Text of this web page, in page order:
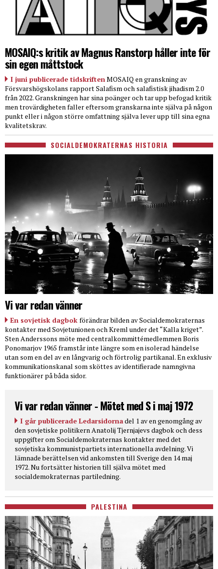
MOSAIQ:s kritik av Magnus Ranstorp håller inte för
sin egen måttstock
I juni publicerade tidskriften MOSAIQ en granskning av
Försvarshögskolans rapport Salafism och salafistisk jihadism 2.0
från 2022. Granskningen har sina poänger och tar upp befogad kritik
men trovärdigheten faller eftersom granskarna inte själva på någon
punkt eller i någon större omfattning själva lever upp till sina egna
kvalitetskrav.
SOCIALDEMOKRATERNAS HISTORIA
Vi var redan vänner
En sovjetisk dagbok förändrar bilden av Socialdemokraternas
kontakter med Sovjetunionen och Kreml under det “Kalla kriget”.
Sten Anderssons möte med centralkommittémedlemmen Boris
Ponomarjov 1965 framstår inte längre som en isolerad händelse
utan som en del av en långvarig och förtrolig partikanal. En exklusiv
kommunikationskanal som sköttes av identifierade namngivna
funktionärer på båda sidor.
Vi var redan vänner - Mötet med S i maj 1972
I går publicerade Ledarsidornadel 1 av en genomgång av
den sovjetiske politikern Anatolij Tjernjajevs dagbok och dess
uppgifter om Socialdemokraternas kontakter med det
sovjetiska kommunistpartiets internationella avdelning. Vi
lämnade berättelsen vid ankomsten till Sverige den 14 maj
1972. Nu fortsätter historien till själva mötet med
socialdemokraternas partiledning.
PALESTINA